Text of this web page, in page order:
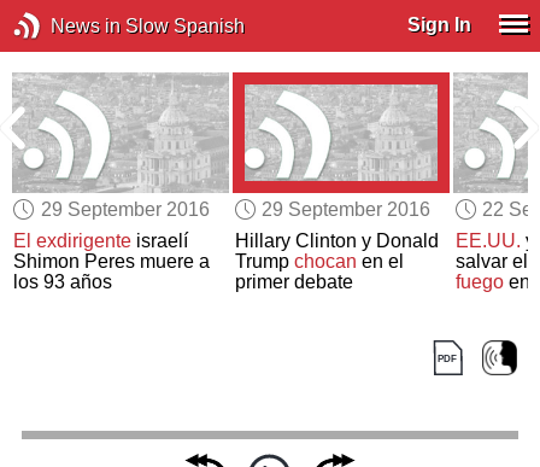
News in Slow Spanish Sign In
29 September 2016
El exdirigente israelí
Shimon Peres muere a
los 93 años
29 September 2016
Hillary Clinton y Donald
Trump chocan en el
primer debate
22
EE.UU. y
salvar el
fuegoen